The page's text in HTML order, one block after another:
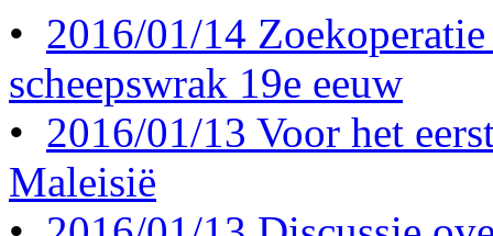
• 2016/01/14
scheepswrak 19e eeuw
• 2016/01/13 Voor het
Maleisië